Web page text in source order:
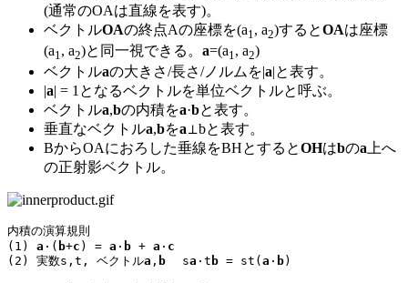
(通常のOAは直線を表す)。
ベクトルOAの終点Aの座標を(a1 , a2)するとOAは座標
(a1, a2)と同一視できる。 a=(a1, a2)
ベクトルaの大きさ/長さ/ノルムを|a|と表す。
|a| = 1となるベクトルを単位ベクトルと呼ぶ。
ベクトルa,bの内積をa·bと表す。
垂直なベクトルa,bをa⊥bと表す。
BからOAにおろした垂線をBHとするとOHはbのa 上へ
の正射影ベクトル。
内積の演算規則
(1) a ·( b+c ) = a · b + a · c
(2) 実数s,t, ベクトルa , b
	s
a ·t b = st( a · b)